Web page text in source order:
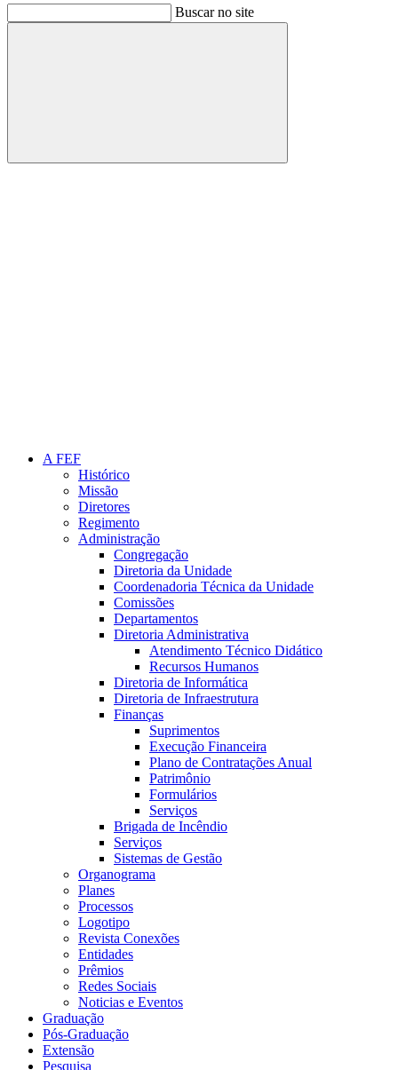
Buscar no site
Buscar
A FEF
Histórico
Missão
Diretores
Regimento
Administração
Congregação
Diretoria da Unidade
Coordenadoria Técnica da Unidade
Comissões
Departamentos
Diretoria Administrativa
Atendimento Técnico Didático
Recursos Humanos
Diretoria de Informática
Diretoria de Infraestrutura
Finanças
Suprimentos
Execução Financeira
Plano de Contratações Anual
Patrimônio
Formulários
Serviços
Brigada de Incêndio
Serviços
Sistemas de Gestão
Organograma
Planes
Processos
Logotipo
Revista Conexões
Entidades
Prêmios
Redes Sociais
Noticias e Eventos
Graduação
Pós-Graduação
Extensão
Pesquisa